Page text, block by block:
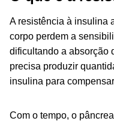
A resistência à insulina
corpo perdem a
dificultando a absorção
precisa produzir
insulina para
Com o tempo, o